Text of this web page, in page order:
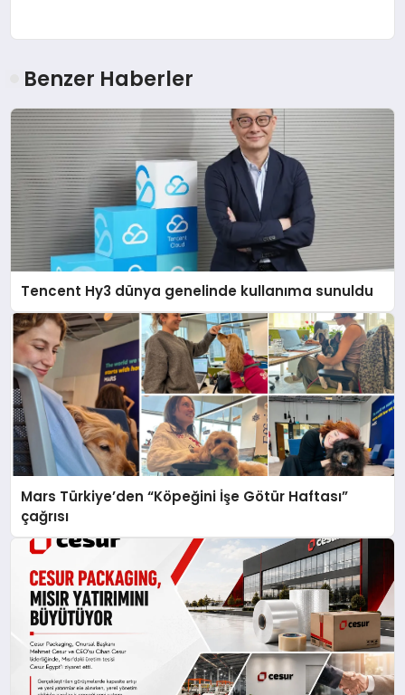
Benzer Haberler
Tencent Hy3 dünya genelinde kullanıma sunuldu
Mars Türkiye’den “Köpeğini İşe Götür Haftası”
çağrısı